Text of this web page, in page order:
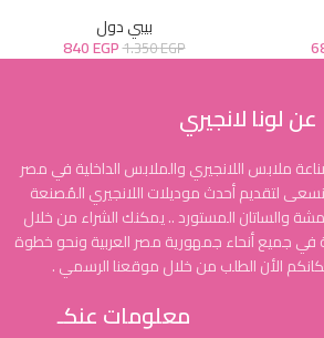
بيبي دول
1.350EGP
840EGP
عن لونا لانجيري
ملابس اللانجيري والملابس الداخلية في مصر
دائماً ما نسعى لتقديم أحدث موديلات اللانجيري المُصنعة
والساتان المستورد .. يمكنك الشراء من خلال
للشركة في جميع أنحاء جمهورية مصر العربية ونحو خطوة
الأن الطلب من خلال موقعنا الرسمي .
معلومات عنكـ